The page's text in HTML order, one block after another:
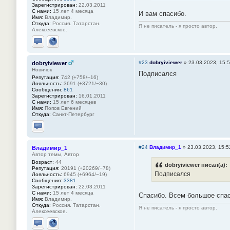
Зарегистрирован: 22.03.2011
С нами: 15 лет 4 месяца
Имя: Владимир.
Откуда: Россия. Татарстан.
Алексеевское.
Отправить личное сообщение
Сайт
И вам спасибо.
Я не писатель - я просто автор.
dobryiviewer
Новичок
Репутация: 742 (+758/−16)
Лояльность: 3691 (+3721/−30)
Сообщения: 861
Зарегистрирован: 16.01.2011
С нами: 15 лет 6 месяцев
Имя: Попов Евгений
Откуда: Санкт-Петербург
Отправить личное сообщение
#23 dobryiviewer » 23.03.2023,
Подписался
Владимир_1
Автор темы, Автор
Возраст: 44
Репутация: 20191 (+20269/−78)
Лояльность: 6945 (+6964/−19)
Сообщения: 3381
Зарегистрирован: 22.03.2011
С нами: 15 лет 4 месяца
Имя: Владимир.
Откуда: Россия. Татарстан.
Алексеевское.
#24 Владимир_1 » 23.03.2023,
dobryiviewer писал(а):
Подписался
Спасибо. Всем большое
Я не писатель - я просто автор.